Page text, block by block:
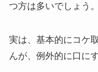
つ方は多いでしょう。
実は、基本的にコケ
んが、例外的に口に